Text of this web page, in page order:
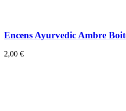
Encens Ayurvedic Ambre
2,00 €